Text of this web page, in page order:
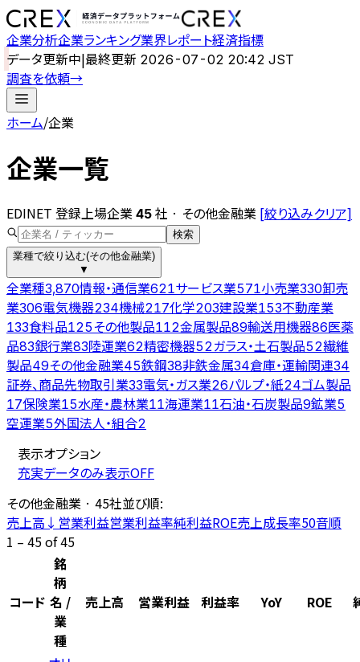
企業分析企業ランキング業界レポート経済指標
データ更新中|最終更新 2026-07-02 20:42 JST
調査を依頼→
ホーム/企業
企業一覧
EDINET 登録上場企業 45 社 · その他金融業 [絞り込みクリア]
検索
業種で絞り込む(その他金融業)
▼
全業種3,870情報・通信業621サービス業571小売業330卸売
業306電気機器234機械217化学203建設業153不動産業
133食料品125その他製品112金属製品89輸送用機器86医薬
品83銀行業83陸運業62精密機器52 ガラス・土石製品52繊維
製品49その他金融業45鉄鋼38非鉄金属34倉庫・運輸関連34
証券、商品先物取引業33電気・ガス業26パルプ・紙24ゴム製品
17保険業15水産・農林業11海運業11石油・石炭製品9鉱業5
空運業5外国法人・組合2
表示オプション
充実データのみ表示OFF
その他金融業 · 45社並び順:
売上高 ↓ 営業利益営業利益率純利益ROE売上成長率50音順
1 – 45 of 45
コード
銘
柄
名 /
業
種
売上高 営業利益 利益率 YoY ROE